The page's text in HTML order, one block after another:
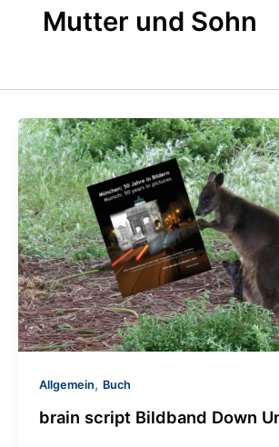
Mutter und Sohn
Allgemein, Buch
brain script Bildband Down